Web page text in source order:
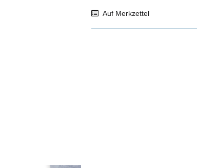
Auf Merkzettel